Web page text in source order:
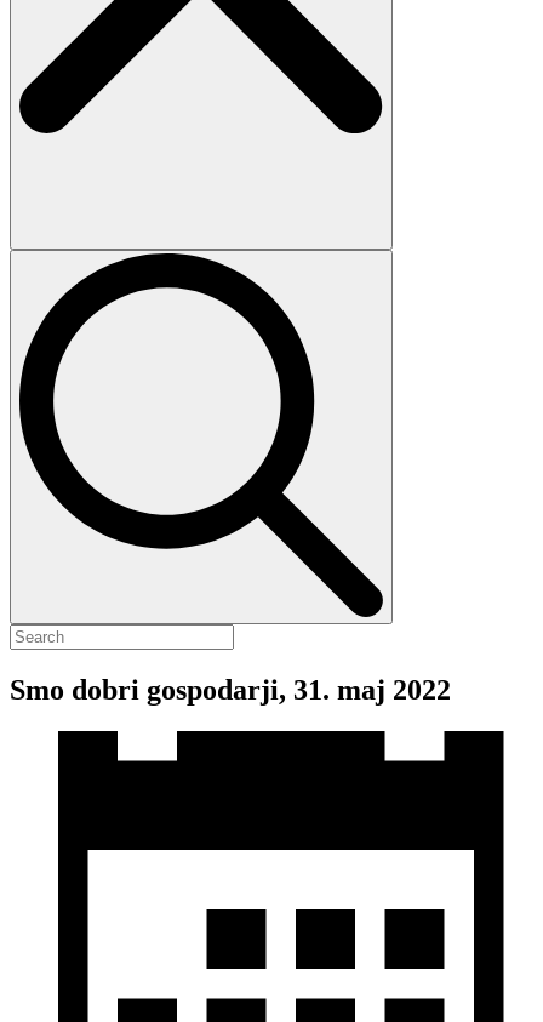
Smo dobri gospodarji, 31. maj 2022